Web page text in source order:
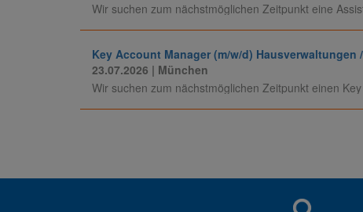
Wir suchen zum nächstmöglichen Zeitpunkt eine
Key Account Manager (m/w/d)
23.07.2026 | München
Wir suchen zum nächstmöglichen Zeitpunkt einen